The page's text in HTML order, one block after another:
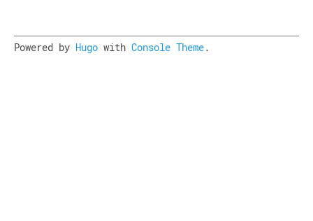
Powered by Hugo with Console Theme.